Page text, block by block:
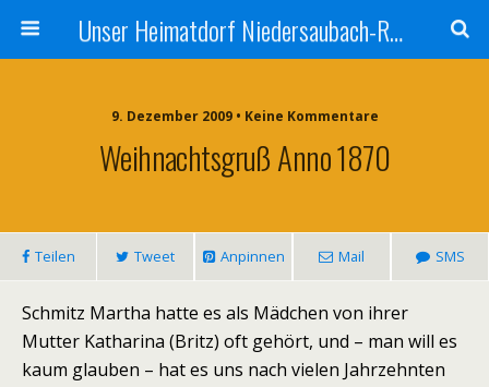
Unser Heimatdorf Niedersaubach-Rümmelbach
9. Dezember 2009 • Keine Kommentare
Weihnachtsgruß Anno 1870
Teilen Tweet Anpinnen Mail SMS
Schmitz Martha hatte es als Mädchen von ihrer
Mutter Katharina (Britz) oft gehört, und – man will es
kaum glauben – hat es uns nach vielen Jahrzehnten